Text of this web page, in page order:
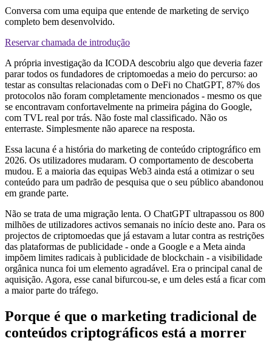
Conversa com uma equipa que entende de marketing de serviço
completo bem desenvolvido.
Reservar chamada de introdução
A própria investigação da ICODA descobriu algo que deveria fazer
parar todos os fundadores de criptomoedas a meio do percurso: ao
testar as consultas relacionadas com o DeFi no ChatGPT, 87% dos
protocolos não foram completamente mencionados - mesmo os que
se encontravam confortavelmente na primeira página do Google,
com TVL real por trás. Não foste mal classificado. Não os
enterraste. Simplesmente não aparece na resposta.
Essa lacuna é a história do marketing de conteúdo criptográfico em
2026. Os utilizadores mudaram. O comportamento de descoberta
mudou. E a maioria das equipas Web3 ainda está a otimizar o seu
conteúdo para um padrão de pesquisa que o seu público abandonou
em grande parte.
Não se trata de uma migração lenta. O ChatGPT ultrapassou os 800
milhões de utilizadores activos semanais no início deste ano. Para os
projectos de criptomoedas que já estavam a lutar contra as restrições
das plataformas de publicidade - onde a Google e a Meta ainda
impõem limites radicais à publicidade de blockchain - a visibilidade
orgânica nunca foi um elemento agradável. Era o principal canal de
aquisição. Agora, esse canal bifurcou-se, e um deles está a ficar com
a maior parte do tráfego.
Porque é que o marketing tradicional de
conteúdos criptográficos está a morrer